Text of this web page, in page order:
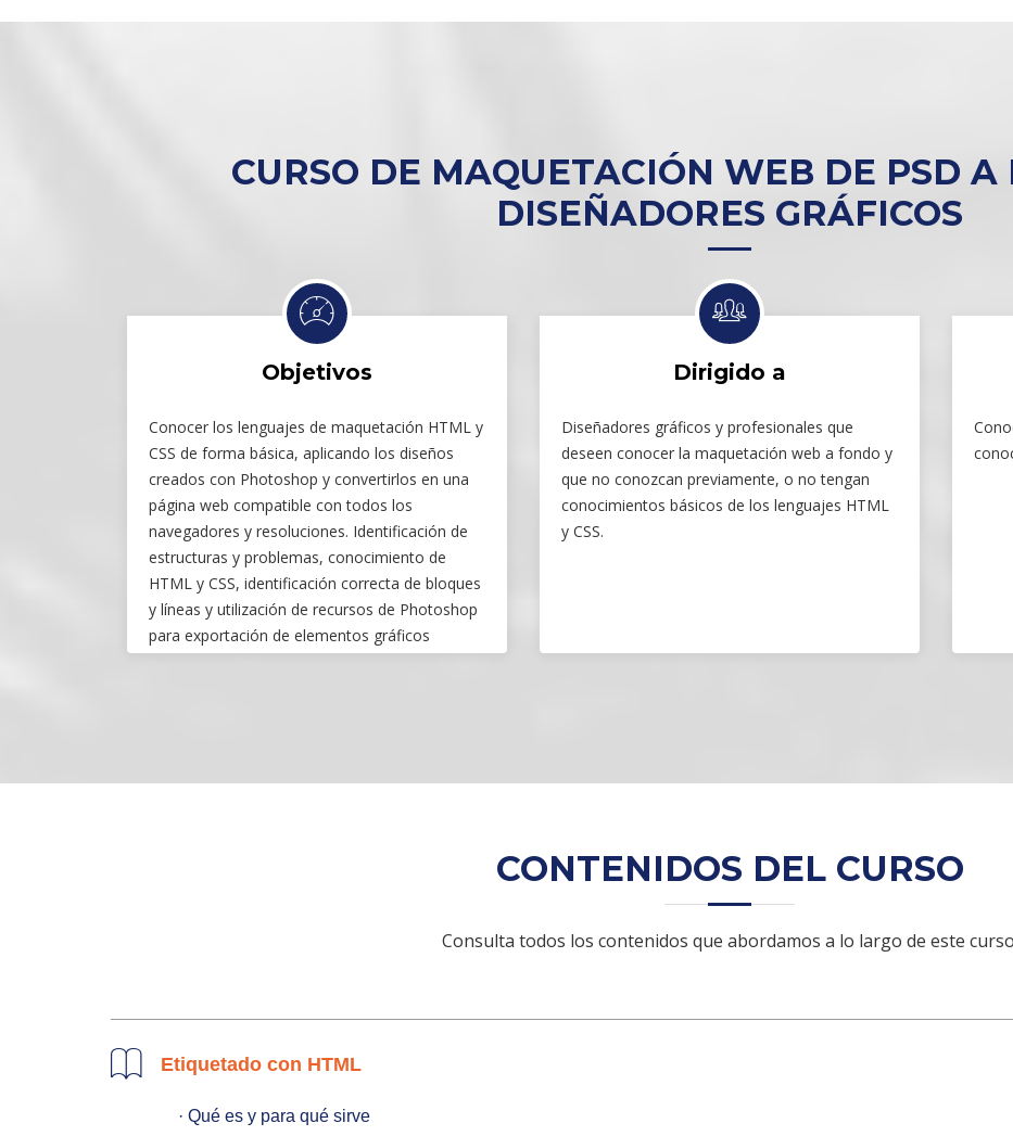
CURSO DE MAQUETACIÓN WEB DE PSD
DISEÑADORES GRÁFICOS
Objetivos
Conocer los lenguajes de maquetación HTML y
CSS de forma básica, aplicando los diseños
creados con Photoshop y convertirlos en una
página web compatible con todos los
navegadores y resoluciones. Identificación de
estructuras y problemas, conocimiento de
HTML y CSS, identificación correcta de bloques
y líneas y utilización de recursos de Photoshop
para exportación de elementos gráficos
Dirigido a
Diseñadores gráficos y profesionales que
deseen conocer la maquetación web a fondo y
que no conozcan previamente, o no tengan
conocimientos básicos de los lenguajes HTML
y CSS.
CONTENIDOS DEL CURSO
Consulta todos los contenidos que abordamos a lo largo de este
Etiquetado con HTML